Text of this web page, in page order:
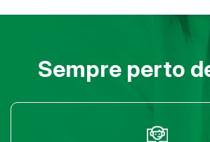
Sempre perto